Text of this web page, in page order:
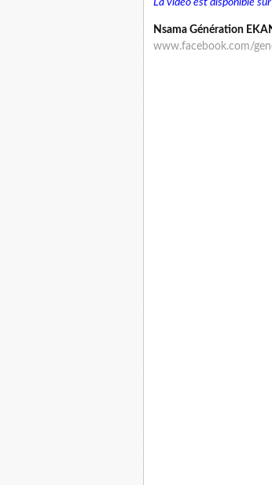
La vidéo est disponible
Nsama Génération
www.facebook.com/